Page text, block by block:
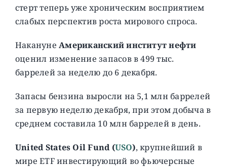
стерт теперь уже хроническим восприятием
слабых перспектив роста мирового спроса.
НаканунеАмериканский институт нефти
оценил изменение запасов в 499 тыс.
баррелей за неделю до 6 декабря.
Запасы бензина выросли на 5,1 млн баррелей
за первую неделю декабря, при этом добыча в
среднем составила 10 млн баррелей в день.
United States Oil Fund (USO), крупнейший в
мире ETF инвестирующий во фьючерсные